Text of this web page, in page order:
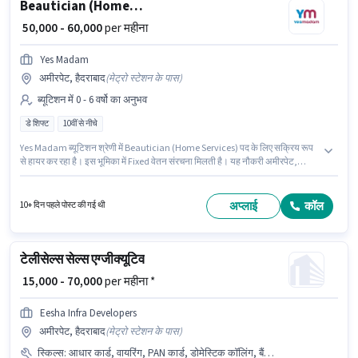
Beautician (Home Services)
₹ 50,000 - 60,000per महीना
Yes Madam
अमीरपेट, हैदराबाद(मेट्रो स्टेशन के पास)
ब्यूटिशन में 0 - 6 वर्षो का अनुभव
डे शिफ्ट 10वीं से नीचे
Yes Madam ब्यूटिशन श्रेणी में Beautician (Home Services) पद के लिए सक्रिय रूप
से हायर कर रहा है। इस भूमिका में Fixed वेतन संरचना मिलती है। यह नौकरी अमीरपेट,
रहेगा। इस नौकरी के लिए 10वीं से नीचे योग्यता वाले उम्मीदवार आवेदन कर सकते हैं।
10+ दिन पहले पोस्ट की गई थी अप्लाई कॉल
टेलीसेल्स सेल्स एग्जीक्यूटिव
₹ 15,000 - 70,000per महीना *
Eesha Infra Developers
अमीरपेट, हैदराबाद(मेट्रो स्टेशन के पास)
स्किल्स: आधार कार्ड, वायरिंग, PAN कार्ड, डोमेस्टिक कॉलिंग, बैंक अकाउंट, आउटबाउंड/कोल्ड कॉलिंग, कम्युनिकेशन स्किल